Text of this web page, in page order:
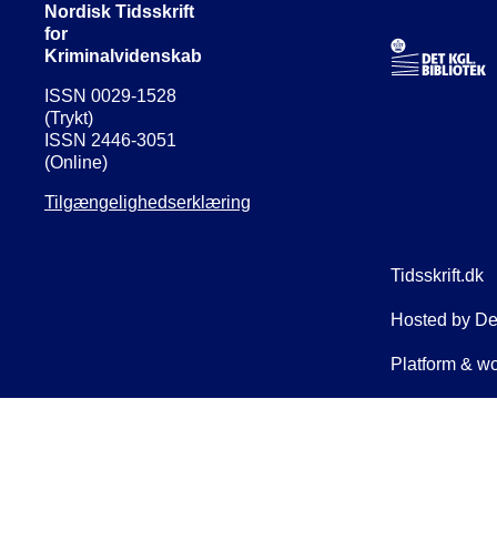
Nordisk Tidsskrift
for
Kriminalvidenskab
ISSN 0029-1528
(Trykt)
ISSN 2446-3051
(Online)
Tilgængelighedserklæring